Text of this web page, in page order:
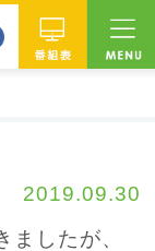
facebook
2019.09.30
したが、